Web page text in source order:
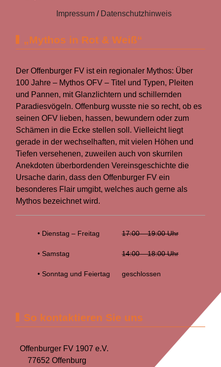
„Mythos in Rot & Weiß“
Der Offenburger FV ist ein regionaler Mythos: Über
100 Jahre – Mythos OFV – Titel und Typen, Pleiten
und Pannen, mit Glanzlichtern und schillernden
Paradiesvögeln. Offenburg wusste nie so recht, ob es
seinen OFV lieben, hassen, bewundern oder zum
Schämen in die Ecke stellen soll. Vielleicht liegt
gerade in der wechselhaften, mit vielen Höhen und
Tiefen versehenen, zuweilen auch von skurrilen
Anekdoten überbordenden Vereinsgeschichte die
Ursache darin, dass den Offenburger FV ein
besonderes Flair umgibt, welches auch gerne als
Mythos bezeichnet wird.
• Dienstag – Freitag 17:00 – 19:00 Uhr
• Samstag 14:00 – 18:00 Uhr
• Sonntag und Feiertag geschlossen
So kontaktieren Sie uns
Offenburger FV 1907 e.V.
77652 Offenburg
Impressum/ Datenschutzhinweis